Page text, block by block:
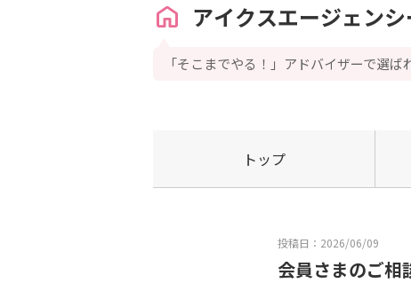
アイクスエージェンシ
「そこまでやる！」アドバイザーで選
トップ
投稿日：2026/06/09
会員さまのご相